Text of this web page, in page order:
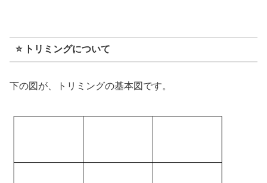
⭐️ トリミングについて
下の図が、トリミングの基本図です。